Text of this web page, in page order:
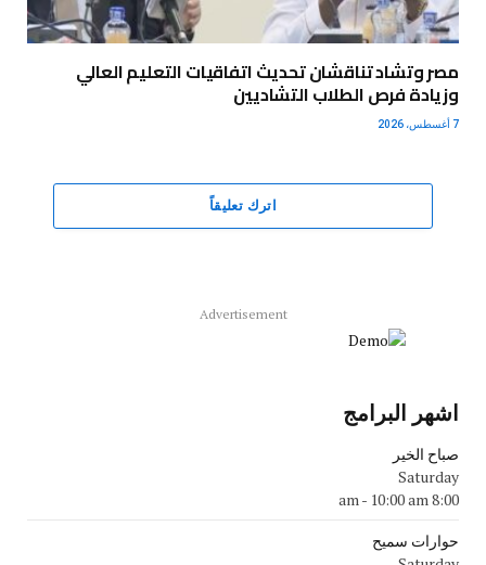
مصر وتشاد تناقشان تحديث اتفاقيات التعليم العالي
وزيادة فرص الطلاب التشاديين
7 أغسطس، 2026
اترك تعليقاً
Advertisement
اشهر البرامج
صباح الخير
Saturday
8:00 am
- 10:00 am
حوارات سميح